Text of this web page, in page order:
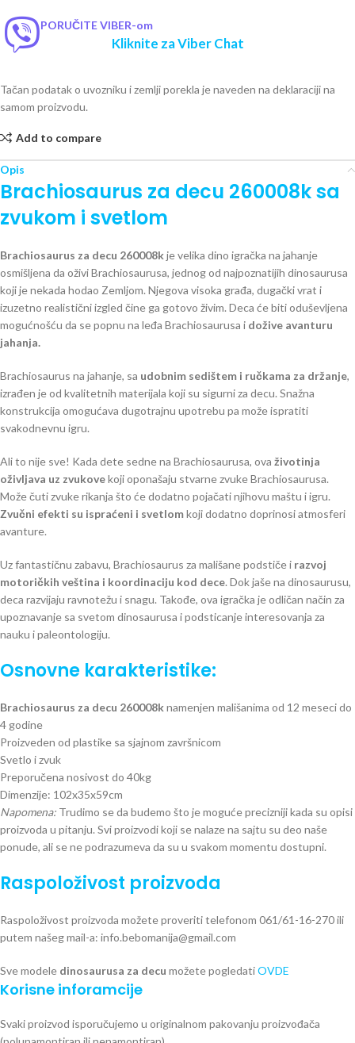
PORUČITE VIBER-om
Kliknite za Viber Chat
Tačan podatak o uvozniku i zemlji porekla je naveden na deklaraciji na
samom proizvodu.
Add to compare
Opis
Brachiosaurus za decu 260008k sa
zvukom i svetlom
Brachiosaurus za decu 260008kje velika dino igračka na jahanje
osmišljena da oživi Brachiosaurusa, jednog od najpoznatijih dinosaurusa
koji je nekada hodao Zemljom. Njegova visoka građa, dugački vrat i
izuzetno realistični izgled čine ga gotovo živim. Deca će biti oduševljena
mogućnošću da se popnu na leđa Brachiosaurusa i dožive avanturu
jahanja.
Brachiosaurus na jahanje, sa udobnim sedištem i ručkama za držanje,
izrađen je od kvalitetnih materijala koji su sigurni za decu. Snažna
konstrukcija omogućava dugotrajnu upotrebu pa može ispratiti
svakodnevnu igru.
Ali to nije sve! Kada dete sedne na Brachiosaurusa, ova životinja
oživljava uz zvukovekoji oponašaju stvarne zvuke Brachiosaurusa.
Može čuti zvuke rikanja što će dodatno pojačati njihovu maštu i igru.
Zvučni efekti su ispraćeni i svetlomkoji dodatno doprinosi atmosferi
avanture.
Uz fantastičnu zabavu, Brachiosaurus za mališane podstiče i razvoj
motoričkih veština i koordinaciju kod dece. Dok jaše na dinosaurusu,
deca razvijaju ravnotežu i snagu. Takođe, ova igračka je odličan način za
upoznavanje sa svetom dinosaurusa i podsticanje interesovanja za
nauku i paleontologiju.
Osnovne karakteristike:
Brachiosaurus za decu 260008knamenjen mališanima od 12 meseci do
4 godine
Proizveden od plastike sa sjajnom završnicom
Svetlo i zvuk
Preporučena nosivost do 40kg
Dimenzije: 102x35x59cm
Napomena: Trudimo se da budemo što je moguće precizniji kada su opisi
proizvoda u pitanju. Svi proizvodi koji se nalaze na sajtu su deo naše
ponude, ali se ne podrazumeva da su u svakom momentu dostupni.
Raspoloživost proizvoda
Raspoloživost proizvoda možete proveriti telefonom 061/61-16-270 ili
putem našeg mail-a: info.bebomanija@gmail.com
Sve modele dinosaurusa za decu možete pogledatiOVDE
Korisne inforamcije
Svaki proizvod isporučujemo u originalnom pakovanju proizvođača